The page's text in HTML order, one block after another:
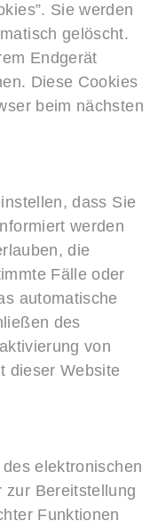
Sie werden
gelöscht.
Endgerät
Diese Cookies
beim nächsten
dass Sie
werden
die
Fälle oder
automatische
des
von
dieser Website
elektronischen
zur Bereitstellung
Funktionen